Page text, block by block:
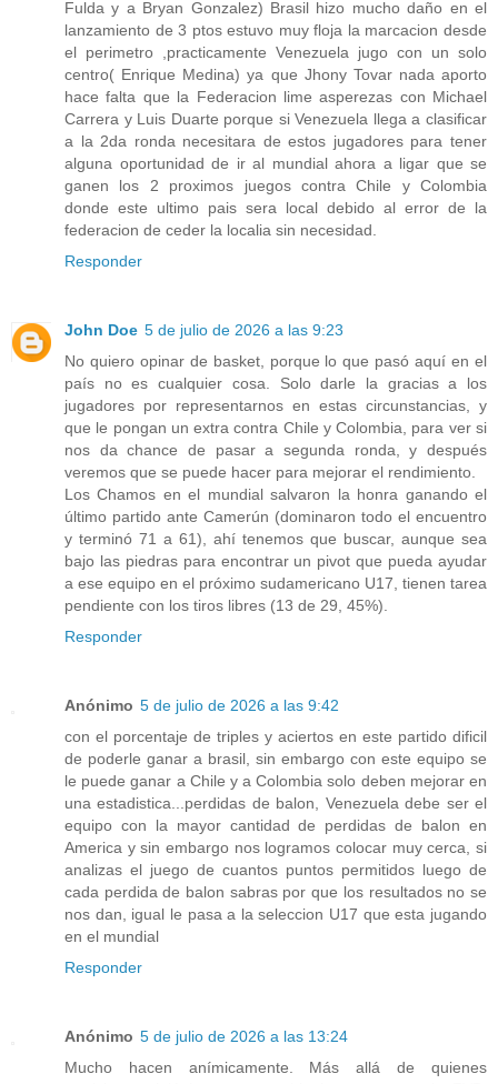
Fulda y a Bryan Gonzalez) Brasil hizo mucho daño en el
lanzamiento de 3 ptos estuvo muy floja la marcacion desde
el perimetro ,practicamente Venezuela jugo con un solo
centro( Enrique Medina) ya que Jhony Tovar nada aporto
hace falta que la Federacion lime asperezas con Michael
Carrera y Luis Duarte porque si Venezuela llega a clasificar
a la 2da ronda necesitara de estos jugadores para tener
alguna oportunidad de ir al mundial ahora a ligar que se
ganen los 2 proximos juegos contra Chile y Colombia
donde este ultimo pais sera local debido al error de la
federacion de ceder la localia sin necesidad.
Responder
John Doe 5 de julio de 2026 a las 9:23
No quiero opinar de basket, porque lo que pasó aquí en el
país no es cualquier cosa. Solo darle la gracias a los
jugadores por representarnos en estas circunstancias, y
que le pongan un extra contra Chile y Colombia, para ver si
nos da chance de pasar a segunda ronda, y después
veremos que se puede hacer para mejorar el rendimiento.
Los Chamos en el mundial salvaron la honra ganando el
último partido ante Camerún (dominaron todo el encuentro
y terminó 71 a 61), ahí tenemos que buscar, aunque sea
bajo las piedras para encontrar un pivot que pueda ayudar
a ese equipo en el próximo sudamericano U17, tienen tarea
pendiente con los tiros libres (13 de 29, 45%).
Responder
Anónimo 5 de julio de 2026 a las 9:42
con el porcentaje de triples y aciertos en este partido dificil
de poderle ganar a brasil, sin embargo con este equipo se
le puede ganar a Chile y a Colombia solo deben mejorar en
una estadistica...perdidas de balon, Venezuela debe ser el
equipo con la mayor cantidad de perdidas de balon en
America y sin embargo nos logramos colocar muy cerca, si
analizas el juego de cuantos puntos permitidos luego de
cada perdida de balon sabras por que los resultados no se
nos dan, igual le pasa a la seleccion U17 que esta jugando
en el mundial
Responder
Anónimo 5 de julio de 2026 a las 13:24
Mucho hacen anímicamente. Más allá de quienes